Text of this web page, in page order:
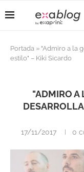
Portada » "Admiro a la
estilo" – Kiki Sicardo
"ADMIRO A
17/11/2017 0